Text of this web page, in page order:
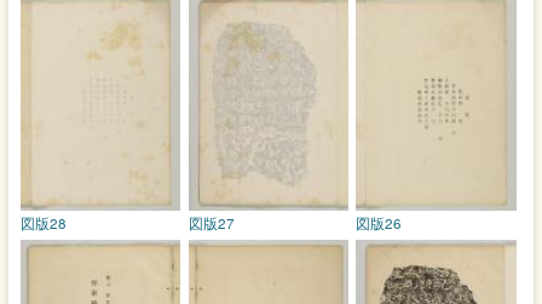
図版26
図版27
図版28